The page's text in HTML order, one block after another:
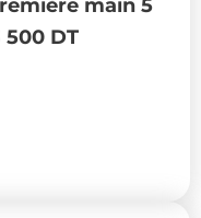
main 5
500 DT